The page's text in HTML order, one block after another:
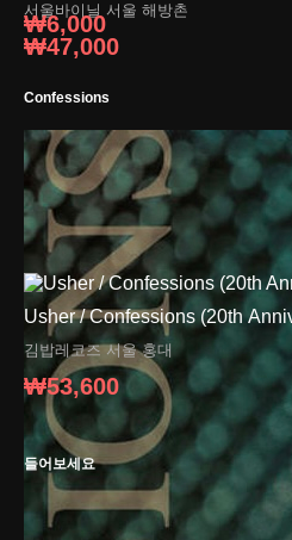
서울바이닐 서울 해방촌
₩47,000
₩6,000
Confessions
Usher / Confessions (20th
김밥레코즈서울 홍대
₩53,600
들어보세요